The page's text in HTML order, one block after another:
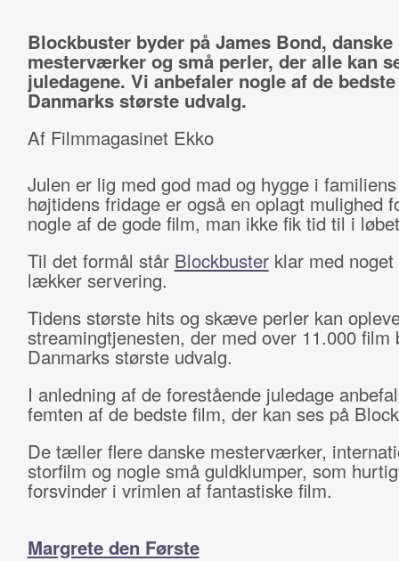
Blockbuster byder på James Bond, danske
mesterværker og små perler, der alle kan
juledagene. Vi anbefaler nogle af de
Danmarks største udvalg.
Af Filmmagasinet Ekko
Julen er lig med god mad og hygge i
højtidens fridage er også en oplagt mulighed
nogle af de gode film, man ikke fik tid til i
Til det formål står Blockbusterklar med noget
lækker servering.
Tidens største hits og skæve perler kan
streamingtjenesten, der med over 11.000 film
Danmarks største udvalg.
I anledning af de forestående juledage
femten af de bedste film, der kan ses på
De tæller flere danske mesterværker,
storfilm og nogle små guldklumper, som
forsvinder i vrimlen af fantastiske film.
Margrete den Første